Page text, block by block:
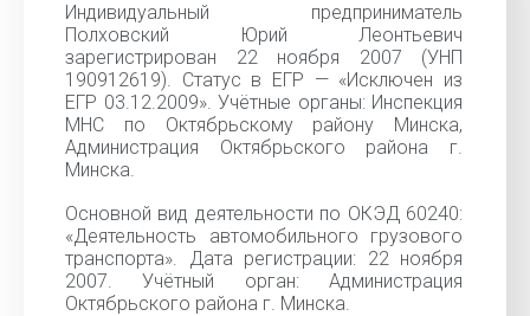
Индивидуальный предприниматель
Полховский Юрий Леонтьевич
зарегистрирован 22 ноября 2007 (УНП
190912619). Статус в ЕГР — «Исключен из
ЕГР 03.12.2009». Учётные органы: Инспекция
МНС по Октябрьскому району Минска,
Администрация Октябрьского района г.
Минска.
Основной вид деятельности по ОКЭД 60240:
«Деятельность автомобильного грузового
транспорта». Дата регистрации: 22 ноября
2007. Учётный орган: Администрация
Октябрьского района г. Минска.